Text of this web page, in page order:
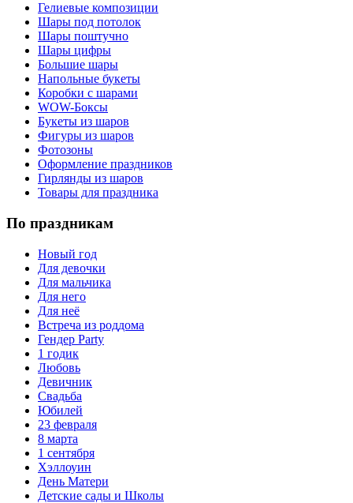
Гелиевые композиции
Шары под потолок
Шары поштучно
Шары цифры
Большие шары
Напольные букеты
Коробки с шарами
WOW-Боксы
Букеты из шаров
Фигуры из шаров
Фотозоны
Оформление праздников
Гирлянды из шаров
Товары для праздника
По праздникам
Новый год
Для девочки
Для мальчика
Для него
Для неё
Встреча из роддома
Гендер Party
1 годик
Любовь
Девичник
Свадьба
Юбилей
23 февраля
8 марта
1 сентября
Хэллоуин
День Матери
Детские сады и Школы